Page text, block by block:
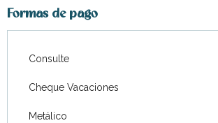
Formas de pago
Consulte
Cheque Vacaciones
Metálico